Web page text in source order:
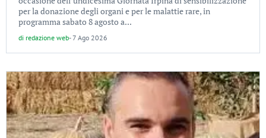
per la donazione degli organi e per le malattie rare, in
programma sabato 8 agosto a...
di redazione web-7 Ago 2026